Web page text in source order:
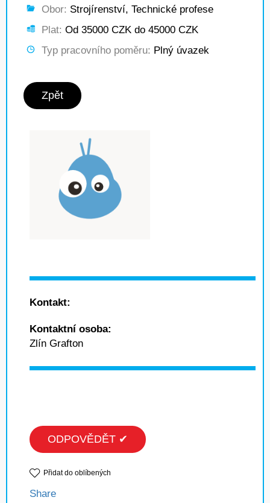
Obor: Strojírenství, Technické profese
Plat: Od 35000 CZK do 45000 CZK
Typ pracovního poměru: Plný úvazek
Zpět
Kontakt:
Kontaktní osoba:
Zlín Grafton
ODPOVĚDĚT ✔
Přidat do oblíbených
Share